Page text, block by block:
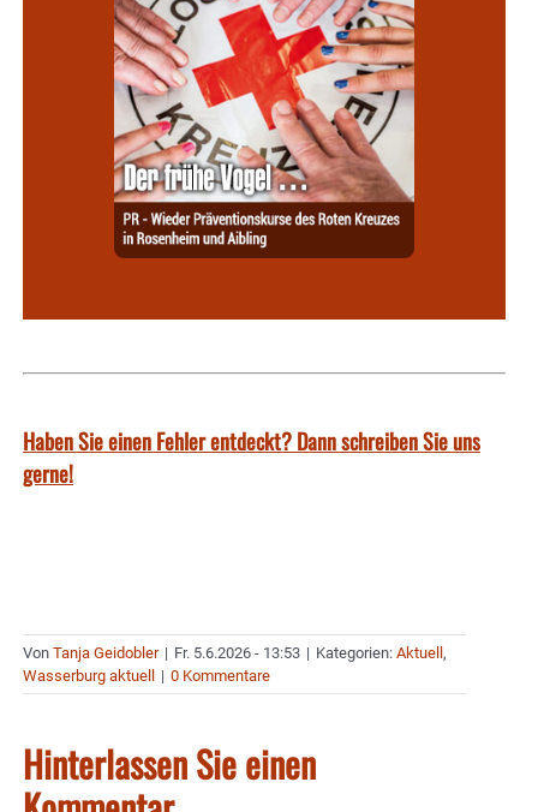
Haben Sie einen Fehler entdeckt? Dann schreiben Sie uns
gerne!
Von Tanja Geidobler | Fr. 5.6.2026 - 13:53 | Kategorien: Aktuell,
Wasserburg aktuell | 0 Kommentare
Hinterlassen Sie einen